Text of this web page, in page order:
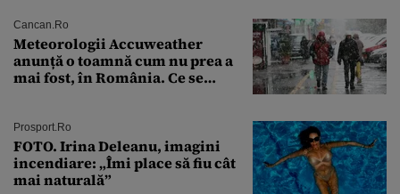
Cancan.ro
Meteorologii Accuweather
anunță o toamnă cum nu prea a
mai fost, în România. Ce se
București. Pe ce dată ninge
Prosport.ro
FOTO. Irina Deleanu, imagini
incendiare: „Îmi place să fiu cât
mai naturală”